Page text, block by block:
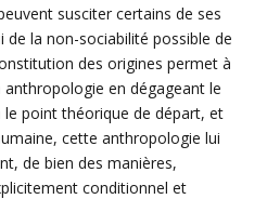
susciter certains de ses
la non-sociabilité possible de
des origines permet à
en dégageant le
point théorique de départ, et
cette anthropologie lui
de bien des manières,
conditionnel et